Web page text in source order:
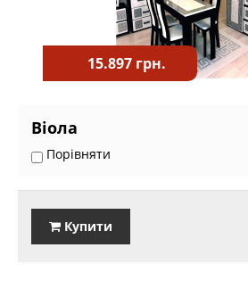
15.897 грн.
Віола
Порівняти
Купити